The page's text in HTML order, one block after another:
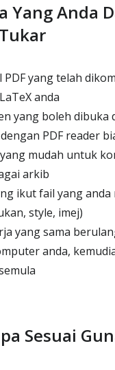
Yang Anda
PDF yang telah
anda
yang boleh dibuka
PDF reader
mudah untuk
arkib
ikut fail yang
style, imej)
yang sama
anda,
Sesuai